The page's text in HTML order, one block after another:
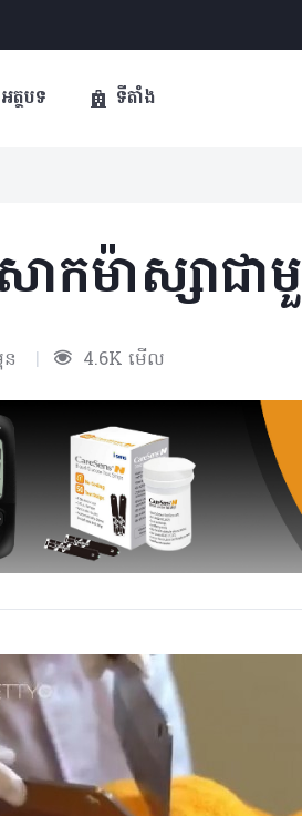
អត្ថបទ ទីតាំង
ាកម៉ាស្សាជា
ន | 4.6K មើល